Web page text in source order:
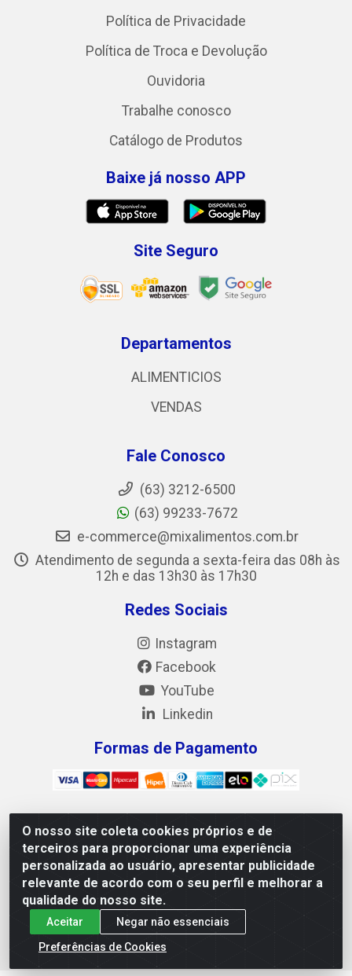
O nosso site coleta cookies próprios e de
terceiros para proporcionar uma experiência
personalizada ao usuário, apresentar publicidade
relevante de acordo com o seu perfil e melhorar a
qualidade do nosso site.
Aceitar
Negar não essenciais
Preferências de Cookies
Política de Privacidade
Política de Troca e Devolução
Ouvidoria
Trabalhe conosco
Catálogo de Produtos
Baixe já nosso APP
Site Seguro
Departamentos
ALIMENTICIOS
VENDAS
Fale Conosco
(63) 3212-6500
(63) 99233-7672
e-commerce@mixalimentos.com.br
Atendimento de segunda a sexta-feira das 08h às
12h e das 13h30 às 17h30
Redes Sociais
Instagram
Facebook
YouTube
Linkedin
Formas de Pagamento
Mix Alimentos LTDA - Quadra Asr Ne 55 (412 Norte), Alameda
02, S/N - Plano Diretor Norte, Palmas/TO - CEP 77.006-540 -
CNPJ 05.922.500/0001-02